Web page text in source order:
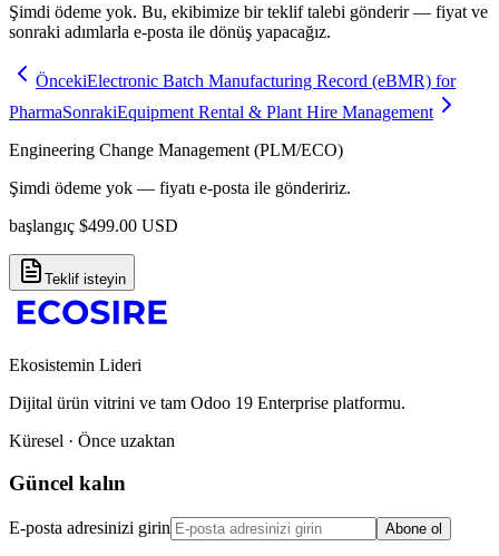
Şimdi ödeme yok. Bu, ekibimize bir teklif talebi gönderir — fiyat ve
sonraki adımlarla e-posta ile dönüş yapacağız.
ÖncekiElectronic Batch Manufacturing Record (eBMR) for
PharmaSonrakiEquipment Rental & Plant Hire Management
Engineering Change Management (PLM/ECO)
Şimdi ödeme yok — fiyatı e-posta ile göndeririz.
başlangıç $499.00 USD
Teklif isteyin
Ekosistemin Lideri
Dijital ürün vitrini ve tam Odoo 19 Enterprise platformu.
Küresel · Önce uzaktan
Güncel kalın
E-posta adresinizi girin Abone ol